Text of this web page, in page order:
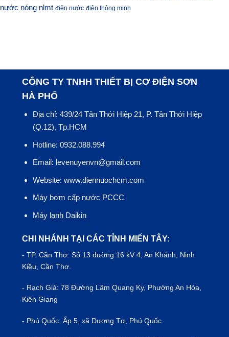
nước nóng nlmt điện nước điện thông minh
CÔNG TY TNHH THIẾT BỊ CƠ ĐIỆN SƠN
HÀ PHỐ
Địa chỉ: 439/24 Tân Thới Hiệp 21, P. Tân Thới Hiệp
(Q.12), Tp.HCM
Hotline: 0932.088.994
Email: levenuyenvn@gmail.com
Website: www.diennuochcm.com
Máy bơm cấp nước PCCC
Máy lạnh Daikin
CHI NHÁNH TẠI CÁC TỈNH MIẾN TÂY:
- TP.Cần Thơ: Số 13 đường 16 kV 4, An Khánh, Ninh
Kiều, Cần Thơ.
- Rạch Giá: 78 Đường Lâm Quang Ky, Phường An Hòa,
Kiên Giang
- Phú Quốc: Ấp 5, xã Dương Tơ, Phú Quốc